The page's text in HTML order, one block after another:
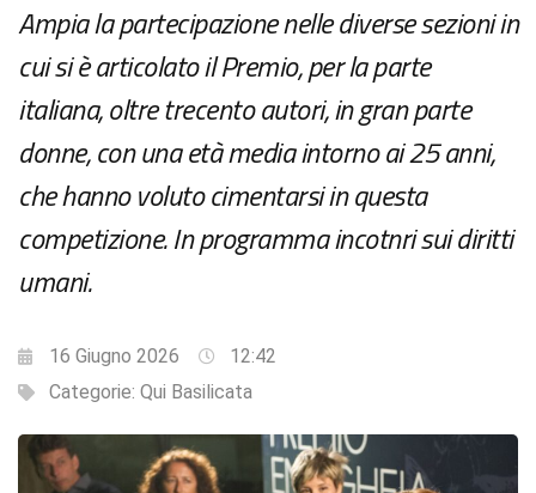
Ampia la partecipazione nelle diverse sezioni in
cui si è articolato il Premio, per la parte
italiana, oltre trecento autori, in gran parte
donne, con una età media intorno ai 25 anni,
che hanno voluto cimentarsi in questa
competizione. In programma incotnri sui diritti
umani.
16 Giugno 2026
12:42
Categorie: Qui Basilicata